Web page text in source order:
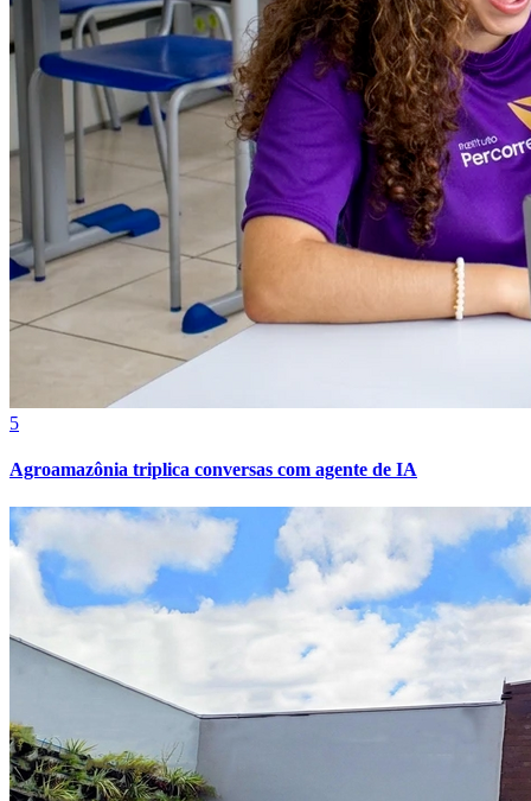
Internacional
5
Agroamazônia triplica conversas com agente de IA